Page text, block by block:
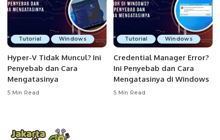
Tutorial Windows
Hyper-V Tidak Muncul? Ini
Penyebab dan Cara
Mengatasinya
5 Min Read
Tutorial Windows
Credential Manager Error?
Ini Penyebab dan Cara
Mengatasinya di Windows
5 Min Read